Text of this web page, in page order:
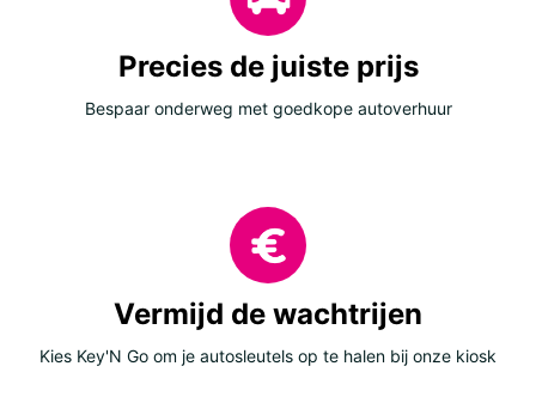
Precies de juiste prijs
Bespaar onderweg met goedkope autoverhuur
Vermijd de wachtrijen
Kies Key'N Go om je autosleutels op te halen bij onze kiosk